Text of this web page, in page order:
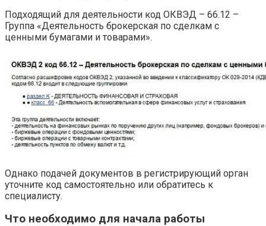
Подходящий для деятельности код ОКВЭД – 66.12 –
Группа «Деятельность брокерская по сделкам с
ценными бумагами и товарами».
Однако подачей документов в регистрирующий орган
уточните код самостоятельно или обратитесь к
специалисту.
Что необходимо для начала работы